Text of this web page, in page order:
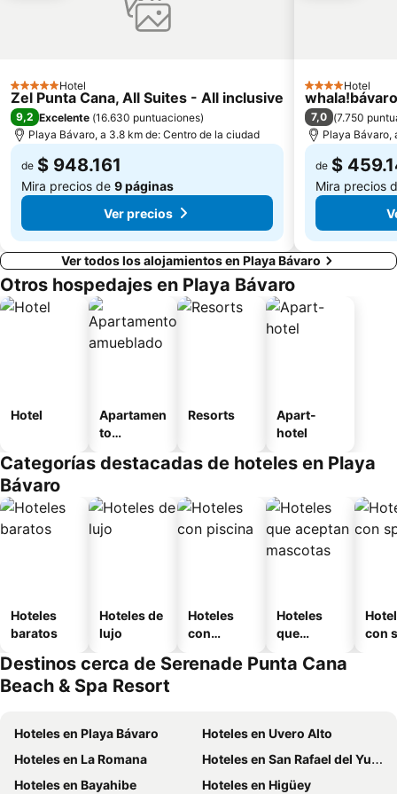
5 EstrellasHotel
Zel Punta Cana, All Suites - All inclusive
9,2 Excelente (16.630 puntuaciones)
Playa Bávaro, a 3.8 km de: Centro de la ciudad
de $ 948.161
Mira precios de 9 páginas
Ver precios
4 Estrellas
Hotel
whala!bávaro
7,0 (7.750
Playa Bávaro,
de $
Mira precios
Ver todos los alojamientos en Playa Bávaro
Otros hospedajes en Playa Bávaro
Hotel
Apartamen
to
o
Resorts
Apart-
hotel
Categorías destacadas de hoteles en Playa
Bávaro
Hoteles
baratos
Hoteles de
lujo
Hoteles
con
Hoteles
que
mascotas
con
Destinos cerca de Serenade Punta Cana
Beach & Spa Resort
Hoteles en Playa Bávaro
Hoteles en Uvero Alto
Hoteles en La Romana
Hoteles en San Rafael del Yuma
Hoteles en Bayahibe
Hoteles en Higüey